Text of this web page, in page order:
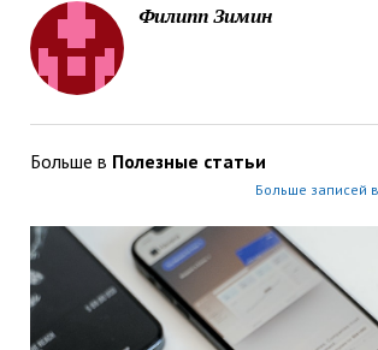
Филипп Зимин
Больше в Полезные статьи
Больше записей